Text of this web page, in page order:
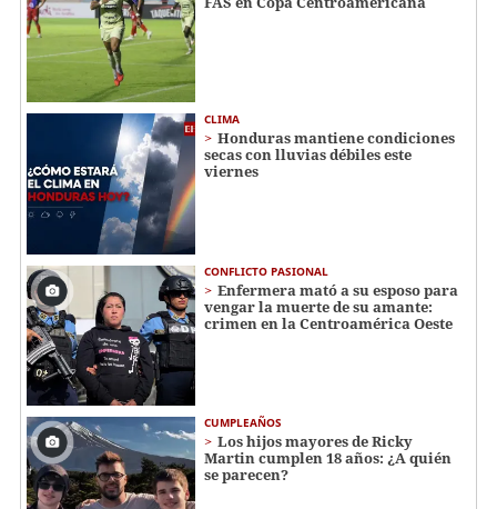
CLIMA
Honduras mantiene condiciones
secas con lluvias débiles este
viernes
CONFLICTO PASIONAL
Enfermera mató a su esposo para
vengar la muerte de su amante:
crimen en la Centroamérica Oeste
CUMPLEAÑOS
Los hijos mayores de Ricky
Martin cumplen 18 años: ¿A quién
se parecen?